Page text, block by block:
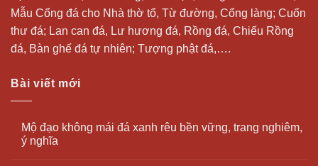
Mẫu Cổng đá cho Nhà thờ tổ, Từ đường, Cổng làng; Cuốn
thư đá; Lan can đá, Lư hương đá, Rồng đá, Chiếu Rồng
đá, Bàn ghế đá tự nhiên; Tượng phật đá,….
Bài viết mới
Mộ đạo không mái đá xanh rêu bền vững, trang nghiêm,
ý nghĩa